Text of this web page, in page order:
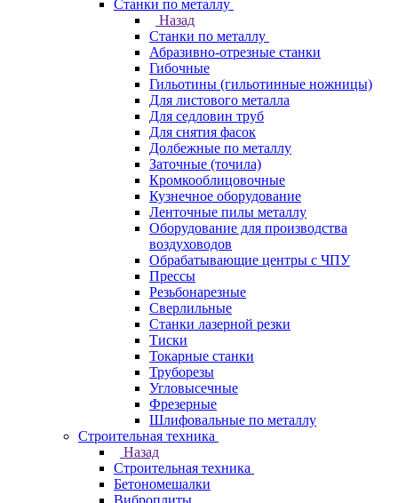
Станки по металлу
Назад
Станки по металлу
Абразивно-отрезные станки
Гибочные
Гильотины (гильотинные ножницы)
Для листового металла
Для седловин труб
Для снятия фасок
Долбежные по металлу
Заточные (точила)
Кромкооблицовочные
Кузнечное оборудование
Ленточные пилы металлу
Оборудование для производства
воздуховодов
Обрабатывающие центры с ЧПУ
Прессы
Резьбонарезные
Сверлильные
Станки лазерной резки
Тиски
Токарные станки
Труборезы
Угловысечные
Фрезерные
Шлифовальные по металлу
Строительная техника
Назад
Строительная техника
Бетономешалки
Виброплиты